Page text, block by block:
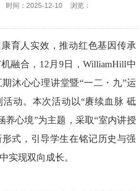
时间：2025-12-10 浏览：
育人实效，推动红色基因传承
融合， 12月 9 日，WilliamHill中
沐心心理讲堂暨“一二 ・ 九”运
动。 本次活动以“赓续血脉 砥
养心境”为主题，采取“室内讲授
形式，引导学生在铭记历史与强
实现双向成长。